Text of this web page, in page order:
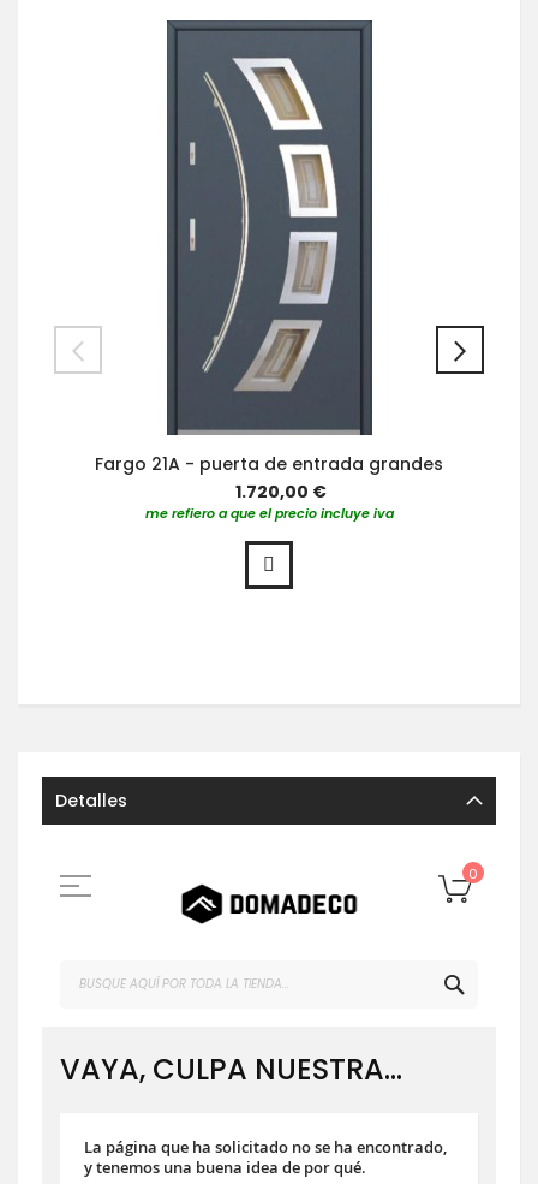
Fargo 21A - puerta de entrada grandes
1.720,00 €
me refiero a que el precio incluye iva
Detalles